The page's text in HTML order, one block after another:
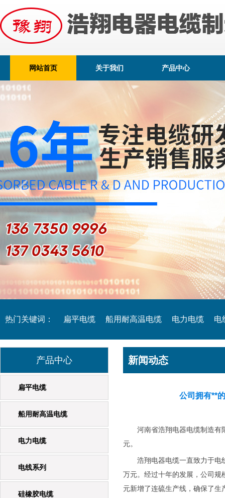
网站首页 关于我们 产品中心
热门关键词： 扁平电缆 船用耐高温电缆 电力电缆 电
起重机专用电缆 橡套电缆
产品中心
扁平电缆
船用耐高温电缆
电力电缆
电线系列
硅橡胶电缆
新闻动态
公司拥有**
河南省浩翔电器电缆制造有限
元。
浩翔电器电缆一直致力于电线
万元。经过十年的发展，公司
元新增了连硫生产线，确保了生